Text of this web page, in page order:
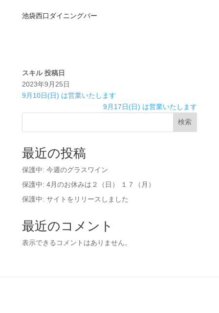
池袋西口ダイニングバー
スキル 投稿日
2023年9月25日
9月10日(日) は営業いたします
9月17日(日) は営業いたします
検索
最近の投稿
保護中: 今週のグラスワイン
保護中: 4月のお休みは２（日） １７（月）
保護中: サイトをリリースしました
最近のコメント
表示できるコメントはありません。